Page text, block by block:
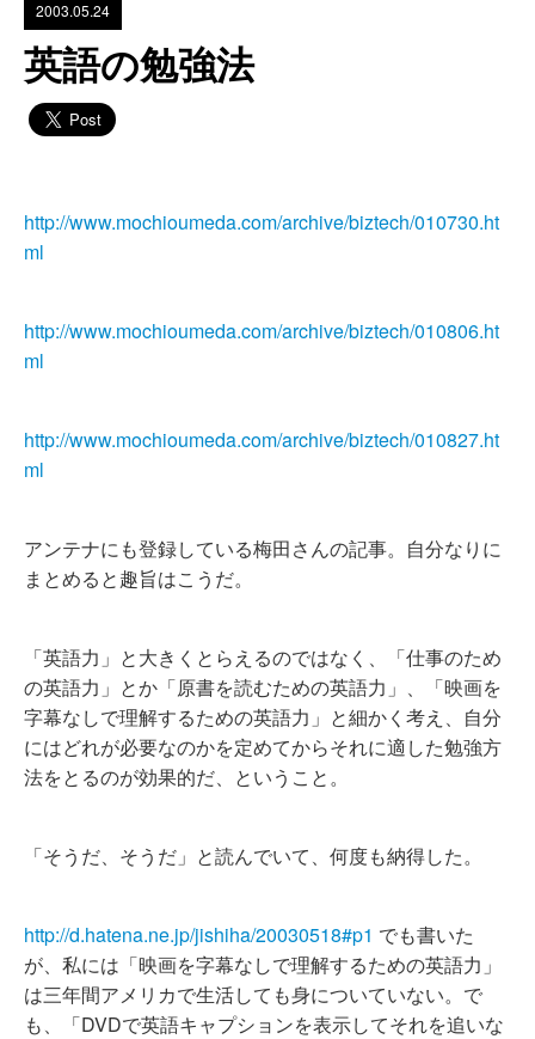
2003.05.24
英語の勉強法
http://www.mochioumeda.com/archive/biztech/010730.ht
ml
http://www.mochioumeda.com/archive/biztech/010806.ht
ml
http://www.mochioumeda.com/archive/biztech/010827.ht
ml
アンテナにも登録している梅田さんの記事。自分なりに
まとめると趣旨はこうだ。
「英語力」と大きくとらえるのではなく、「仕事のため
の英語力」とか「原書を読むための英語力」、「映画を
字幕なしで理解するための英語力」と細かく考え、自分
にはどれが必要なのかを定めてからそれに適した勉強方
法をとるのが効果的だ、ということ。
「そうだ、そうだ」と読んでいて、何度も納得した。
http://d.hatena.ne.jp/jishiha/20030518#p1 でも書いた
が、私には「映画を字幕なしで理解するための英語力」
は三年間アメリカで生活しても身についていない。で
も、「DVDで英語キャプションを表示してそれを追いな